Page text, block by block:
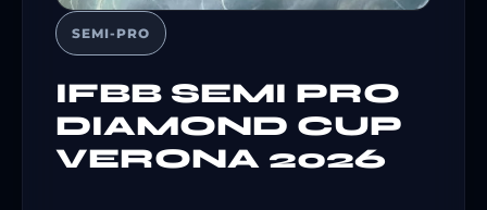
SEMI-PRO
IFBB SEMI PRO
DIAMOND CUP
VERONA 2026